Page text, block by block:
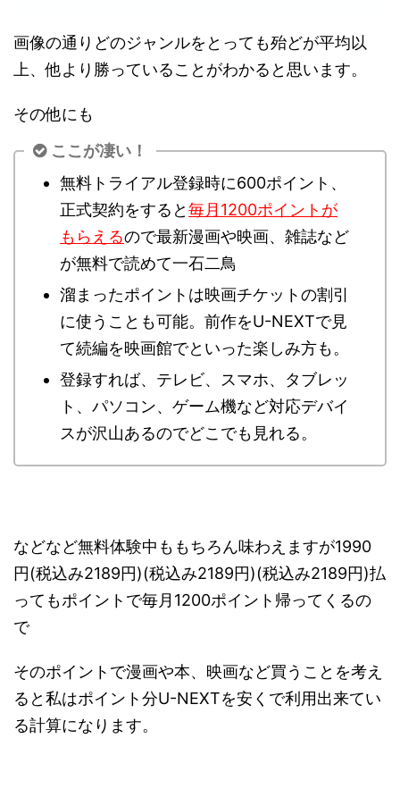
画像の通りどのジャンルをとっても殆どが平均以
上、他より勝っていることがわかると思います。
その他にも
ここが凄い！
無料トライアル登録時に600ポイント、
正式契約をすると毎月1200ポイントが
もらえるので最新漫画や映画、雑誌など
が無料で読めて一石二鳥
溜まったポイントは映画チケットの割引
に使うことも可能。前作をU-NEXTで見
て続編を映画館でといった楽しみ方も。
登録すれば、テレビ、スマホ、タブレッ
ト、パソコン、ゲーム機など対応デバイ
スが沢山あるのでどこでも見れる。
などなど無料体験中ももちろん味わえますが1990
円(税込み2189円)(税込み2189円)(税込み2189円)払
ってもポイントで毎月1200ポイント帰ってくるの
で
そのポイントで漫画や本、映画など買うことを考え
ると私はポイント分U-NEXTを安くで利用出来てい
る計算になります。